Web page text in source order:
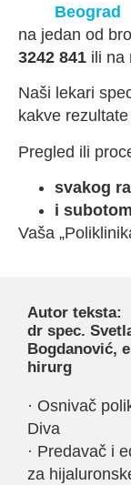
Beograd
na jedan od
3242 841 ili na
Naši lekari
kakve
Pregled ili
svakog
i
Vaša
Autor teksta:
dr spec.
Bogdanović,
hirurg
· Osnivač
Diva
· Predavač i
za